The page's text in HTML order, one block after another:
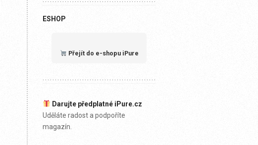
ESHOP
Přejít do e-shopu iPure
Darujte předplatné iPure.cz
Uděláte radost a podpoříte
magazín.